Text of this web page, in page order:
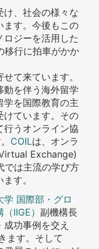
け、社会の様々な
ます。今後もこの
ジーを活用した
行に拍車がかか
て来ています。
動を伴う海外留学
学を国際教育の主
けています。その
行うオンライン協
COILは、オンラ
Exchange)
は主流の学び方
す。
学 国際部・グロ
（IIGE）副機構長
功事例を交え
ます。そして